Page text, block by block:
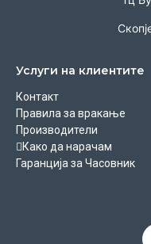
Услуги на клиентите
Контакт
Правила за вракање
Производители
Како да нарачам
Гаранција за Часовник